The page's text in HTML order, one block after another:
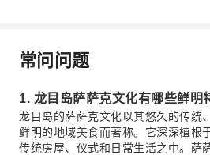
常问问题
1. 龙目岛萨萨克文化有哪些鲜明
龙目岛的萨萨克文化以其悠久的传统
鲜明的地域美食而著称。它深深植根
传统房屋、仪式和日常生活之中。萨